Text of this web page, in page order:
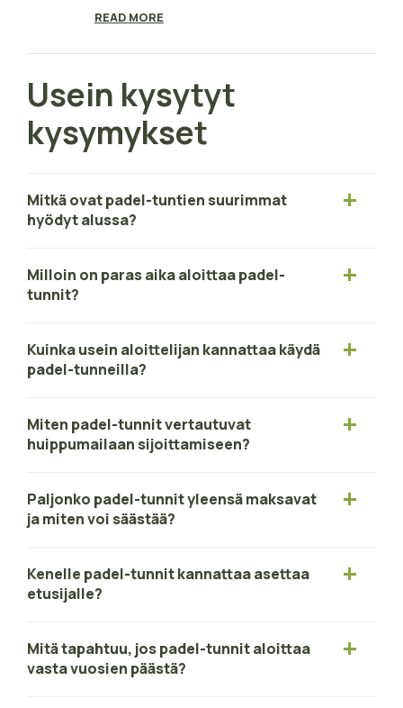
READ MORE
Usein kysytyt
kysymykset
Mitkä ovat padel-tuntien suurimmat
hyödyt alussa?
Milloin on paras aika aloittaa padel-
tunnit?
Kuinka usein aloittelijan kannattaa käydä
padel-tunneilla?
Miten padel-tunnit vertautuvat
huippumailaan sijoittamiseen?
Paljonko padel-tunnit yleensä maksavat
ja miten voi säästää?
Kenelle padel-tunnit kannattaa asettaa
etusijalle?
Mitä tapahtuu, jos padel-tunnit aloittaa
vasta vuosien päästä?